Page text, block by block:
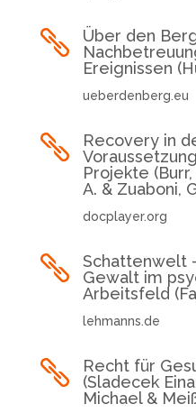

Über den
Ereignissen
ueberdenberg.eu

Recovery in
Projekte (Burr,
A. & Zuaboni,
docplayer.org

Schattenwelt
Gewalt im
Arbeitsfeld
lehmanns.de

Recht für
(Sladecek
Michael &